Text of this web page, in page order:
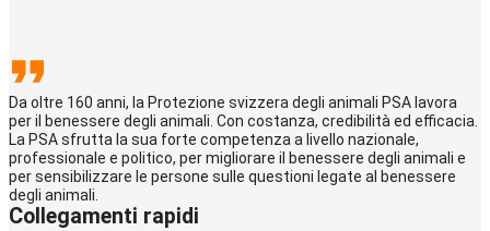
Da oltre 160 anni, la Protezione svizzera degli animali PSA lavora
per il benessere degli animali. Con costanza, credibilità ed efficacia.
La PSA sfrutta la sua forte competenza a livello nazionale,
professionale e politico, per migliorare il benessere degli animali e
per sensibilizzare le persone sulle questioni legate al benessere
degli animali.
Collegamenti rapidi